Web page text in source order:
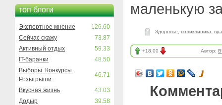
топ блоги
Экспертное мнение
126.60
Сейчас скажу
73.87
Активный отдых
59.33
IT-баранки
48.50
Выборы. Конкурсы.
Розыгрыши.
46.71
Вкусная жизнь
43.03
Додыр
39.58
маленькую
Здоровье поликлиника
+18.00 Автор: